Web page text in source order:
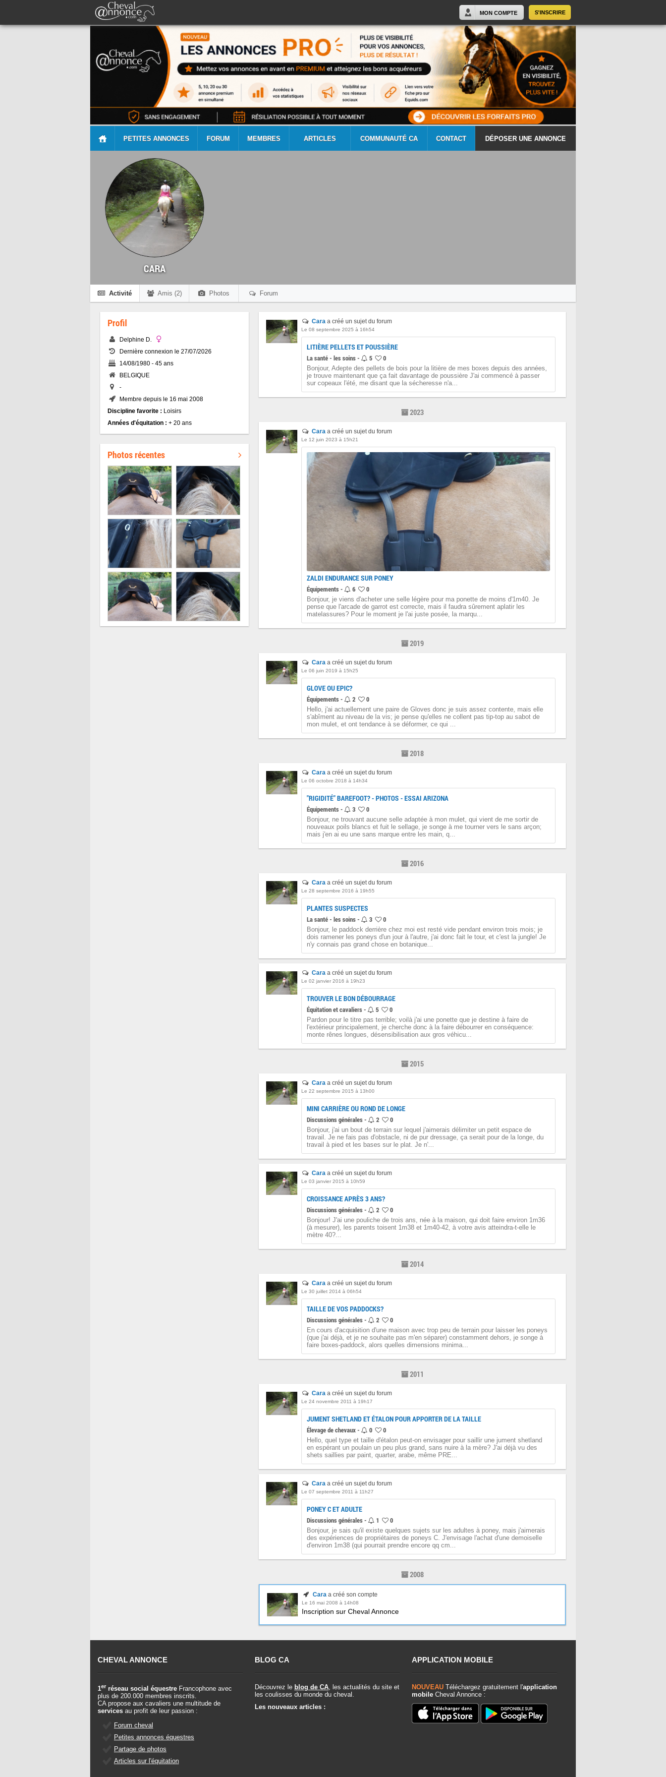
S'INSCRIRE
MON COMPTE
PETITES ANNONCES FORUM MEMBRES ARTICLES COMMUNAUTÉ CA CONTACT DÉPOSER UNE ANNONCE
CARA
Activité Amis (2) Photos Forum
Profil
Delphine D.
Dernière connexion le 27/07/2026
14/08/1980 - 45 ans
BELGIQUE
-
Membre depuis le 16 mai 2008
Discipline favorite : Loisirs
Années d'équitation : + 20 ans
Photos récentes
Cara a créé un sujet du forum
Le 08 septembre 2025 à 16h54
LITIÈRE PELLETS ET POUSSIÈRE
La santé - les soins - 5 0
Bonjour, Adepte des pellets de bois pour la litière de mes boxes depuis des années,
je trouve maintenant que ça fait davantage de poussière J'ai commencé à passer
sur copeaux l'été, me disant que la sécheresse n'a...
2023
Cara a créé un sujet du forum
Le 12 juin 2023 à 15h21
ZALDI ENDURANCE SUR PONEY
Équipements - 6 0
Bonjour, je viens d'acheter une selle légère pour ma ponette de moins d'1m40. Je
pense que l'arcade de garrot est correcte, mais il faudra sûrement aplatir les
matelassures? Pour le moment je l'ai juste posée, la marqu...
2019
Cara a créé un sujet du forum
Le 06 juin 2019 à 15h25
GLOVE OU EPIC?
Équipements - 2 0
Hello, j'ai actuellement une paire de Gloves donc je suis assez contente, mais elle
s'abîment au niveau de la vis; je pense qu'elles ne collent pas tip-top au sabot de
mon mulet, et ont tendance à se déformer, ce qui ...
2018
Cara a créé un sujet du forum
Le 06 octobre 2018 à 14h34
"RIGIDITÉ" BAREFOOT? - PHOTOS - ESSAI ARIZONA
Équipements - 3 0
Bonjour, ne trouvant aucune selle adaptée à mon mulet, qui vient de me sortir de
nouveaux poils blancs et fuit le sellage, je songe à me tourner vers le sans arçon;
mais j'en ai eu une sans marque entre les main, q...
2016
Cara a créé un sujet du forum
Le 28 septembre 2016 à 19h55
PLANTES SUSPECTES
La santé - les soins - 3 0
Bonjour, le paddock derrière chez moi est resté vide pendant environ trois mois; je
dois ramener les poneys d'un jour à l'autre, j'ai donc fait le tour, et c'est la jungle! Je
n'y connais pas grand chose en botanique...
Cara a créé un sujet du forum
Le 02 janvier 2016 à 19h23
TROUVER LE BON DÉBOURRAGE
Équitation et cavaliers - 5 0
Pardon pour le titre pas terrible; voilà j'ai une ponette que je destine à faire de
l'extérieur principalement, je cherche donc à la faire débourrer en conséquence:
monte rênes longues, désensibilisation aux gros véhicu...
2015
Cara a créé un sujet du forum
Le 22 septembre 2015 à 13h00
MINI CARRIÈRE OU ROND DE LONGE
Discussions générales - 2 0
Bonjour, j'ai un bout de terrain sur lequel j'aimerais délimiter un petit espace de
travail. Je ne fais pas d'obstacle, ni de pur dressage, ça serait pour de la longe, du
travail à pied et les bases sur le plat. Je n'...
Cara a créé un sujet du forum
Le 03 janvier 2015 à 10h59
CROISSANCE APRÈS 3 ANS?
Discussions générales - 2 0
Bonjour! J'ai une pouliche de trois ans, née à la maison, qui doit faire environ 1m36
(à mesurer), les parents toisent 1m38 et 1m40-42, à votre avis atteindra-t-elle le
mètre 40?...
2014
Cara a créé un sujet du forum
Le 30 juillet 2014 à 06h54
TAILLE DE VOS PADDOCKS?
Discussions générales - 2 0
En cours d'acquisition d'une maison avec trop peu de terrain pour laisser les poneys
(que j'ai déjà, et je ne souhaite pas m'en séparer) constamment dehors, je songe à
faire boxes-paddock, alors quelles dimensions minima...
2011
Cara a créé un sujet du forum
Le 24 novembre 2011 à 19h17
JUMENT SHETLAND ET ÉTALON POUR APPORTER DE LA TAILLE
Élevage de chevaux - 0 0
Hello, quel type et taille d'étalon peut-on envisager pour saillir une jument shetland
en espérant un poulain un peu plus grand, sans nuire à la mère? J'ai déjà vu des
shets saillies par paint, quarter, arabe, même PRE...
Cara a créé un sujet du forum
Le 07 septembre 2011 à 11h27
PONEY C ET ADULTE
Discussions générales - 1 0
Bonjour, je sais qu'il existe quelques sujets sur les adultes à poney, mais j'aimerais
des expériences de propriétaires de poneys C. J'envisage l'achat d'une demoiselle
d'environ 1m38 (qui pourrait prendre encore qq cm...
2008
Caraa créé son compte
Le 16 mai 2008 à 14h08
Inscription sur Cheval Annonce
CHEVAL ANNONCE
1er réseau social équestre Francophone avec
plus de 200.000 membres inscrits.
CA propose aux cavaliers une multitude de
services au profit de leur passion :
Forum cheval
Petites annonces équestres
Partage de photos
Articles sur l'équitation
BLOG CA
Découvrez le blog de CA , les actualités du site et
les coulisses du monde du cheval.
Les nouveaux articles :
APPLICATION MOBILE
NOUVEAU Téléchargez gratuitement l'application
mobile Cheval Annonce :